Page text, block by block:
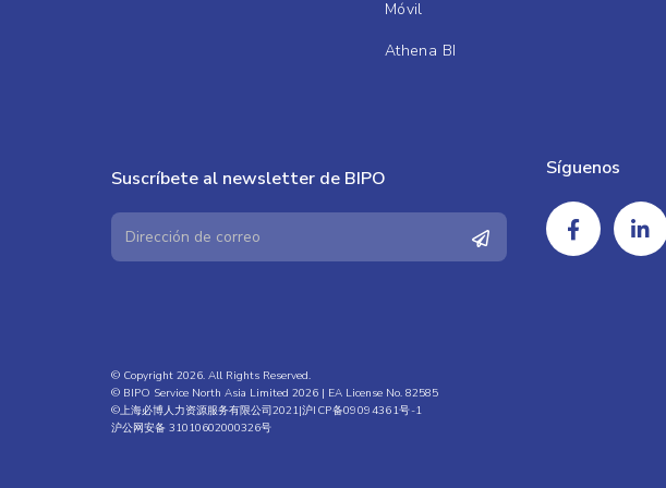
Móvil
Athena BI
Suscríbete al newsletter de BIPO Síguenos
© Copyright 2026. All Rights Reserved.
© BIPO Service North Asia Limited 2026 | EA License No. 82585
©上海必博人力资源服务有限公司2021|沪ICP备09094361号-1
沪公网安备 31010602000326号